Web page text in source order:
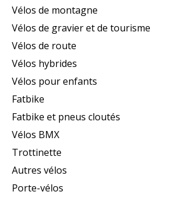
Vélos de montagne
Vélos de gravier et de tourisme
Vélos de route
Vélos hybrides
Vélos pour enfants
Fatbike
Fatbike et pneus cloutés
Vélos BMX
Trottinette
Autres vélos
Porte-vélos